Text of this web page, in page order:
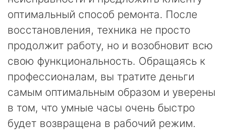
оптимальный способ ремонта. После
восстановления, техника не просто
продолжит работу, но и возобновит всю
свою функциональность. Обращаясь к
профессионалам, вы тратите деньги
самым оптимальным образом и уверены
в том, что умные часы очень быстро
будет возвращена в рабочий режим.